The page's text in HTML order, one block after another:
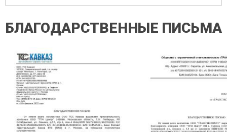
БЛАГОДАРСТВЕННЫЕ ПИСЬМА